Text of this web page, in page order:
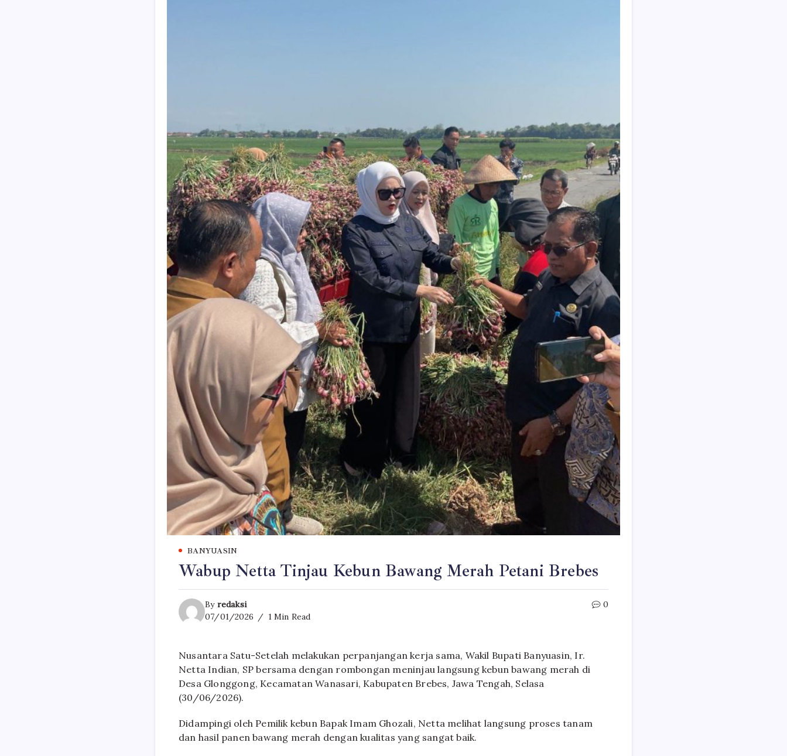
BANYUASIN
Wabup Netta Tinjau Kebun Bawang Merah Petani Brebes
By redaksi
07/01/2026
1 Min Read
0
Nusantara Satu-Setelah melakukan perpanjangan kerja sama, Wakil Bupati Banyuasin, Ir.
Netta Indian, SP bersama dengan rombongan meninjau langsung kebun bawang merah di
Desa Glonggong, Kecamatan Wanasari, Kabupaten Brebes, Jawa Tengah, Selasa
(30/06/2026).
Didampingi oleh Pemilik kebun Bapak Imam Ghozali, Netta melihat langsung proses tanam
dan hasil panen bawang merah dengan kualitas yang sangat baik.